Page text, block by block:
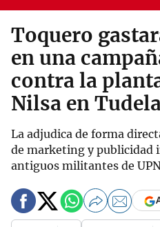
Toquero
en una
contra la
Nilsa en
La adjudica de forma
de marketing y publicidad
antiguos militantes de